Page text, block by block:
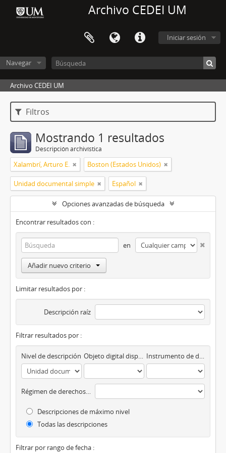
Archivo CEDEI UM
Iniciar sesión
Navegar
Archivo CEDEI UM
Filtros
Mostrando 1 resultados
Descripción archivística
Xalambrí, Arturo E. Boston (Estados Unidos)
Unidad documental simple Español
Opciones avanzadas de búsqueda
Encontrar resultados con :
en
Añadir nuevo criterio
Limitar resultados por :
Descripción raíz
Filtrar resultados por :
Nivel de descripción Objeto digital disponibles Instrumento de descripción
Régimen de derechos de autor
Descripciones de máximo nivel
Todas las descripciones
Filtrar por rango de fecha :